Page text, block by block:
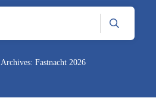
Archives: Fastnacht 2026